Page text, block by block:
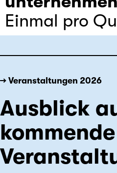
Einmal pro
→ Veranstaltungen 2026
Ausblick
kommende